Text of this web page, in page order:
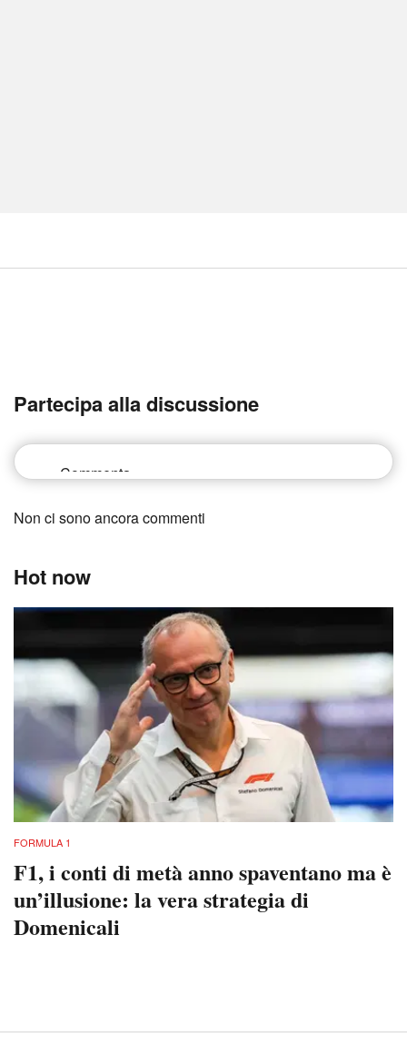
Partecipa alla discussione
Non ci sono ancora commenti
Hot now
FORMULA 1
F1, i conti di metà anno spaventano ma è
un’illusione: la vera strategia di
Domenicali